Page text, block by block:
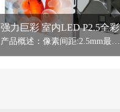
强力巨彩 室内LED P2.5全彩
产品概述：像素间距:2.5mm最佳视距:≥3m安装方式:室内固装